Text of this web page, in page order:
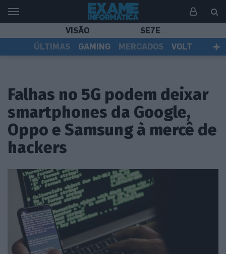
VISÃO
SE7E
ÚLTIMAS
GAMING MERCADOS
VOLT
Falhas no 5G podem deixar
smartphones da Google,
Oppo e Samsung à mercê de
hackers